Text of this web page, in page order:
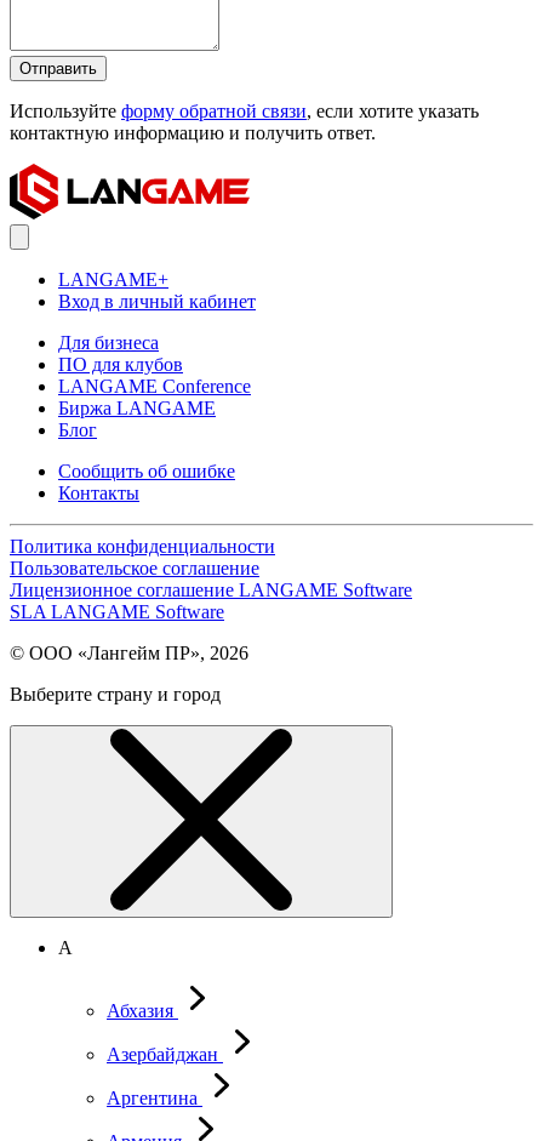
Отправить
Используйте форму обратной связи, если хотите указать
контактную информацию и получить ответ.
LANGAME+
Вход в личный кабинет
Для бизнеса
ПО для клубов
LANGAME Conference
Биржа LANGAME
Блог
Сообщить об ошибке
Контакты
Политика конфиденциальности
Пользовательское соглашение
Лицензионное соглашение LANGAME Software
SLA LANGAME Software
© ООО «Лангейм ПР», 2026
Выберите страну и город
А
Абхазия
Азербайджан
Аргентина